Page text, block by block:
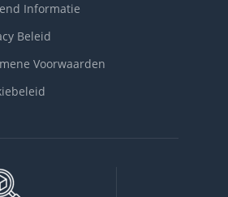
Informatie
Beleid
Voorwaarden